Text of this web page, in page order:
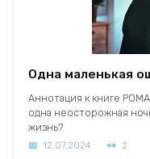
Одна маленькая
Аннотация к книге
одна неосторожная
жизнь?
12.07.2024 2